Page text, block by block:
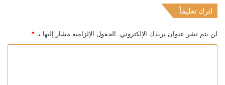
اترك تعليقاً
لن يتم نشر عنوان بريدك الإلكتروني. الحقول الإلزامية مشار إليها بـ *